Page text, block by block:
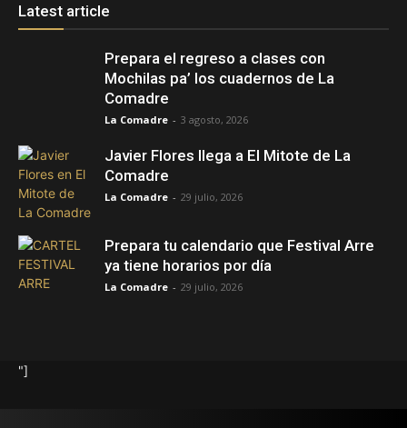
Latest article
Prepara el regreso a clases con
Mochilas pa’ los cuadernos de La
Comadre
La Comadre - 3 agosto, 2026
Javier Flores llega a El Mitote de La
Comadre
La Comadre - 29 julio, 2026
Prepara tu calendario que Festival Arre
ya tiene horarios por día
La Comadre - 29 julio, 2026
"]